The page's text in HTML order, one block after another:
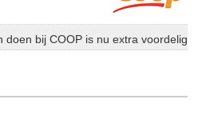
doen bij COOP is nu extra voordelig